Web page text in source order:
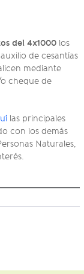
del 4x1000 los
de cesantías
mediante
cheque de
las principales
con los demás
Naturales,